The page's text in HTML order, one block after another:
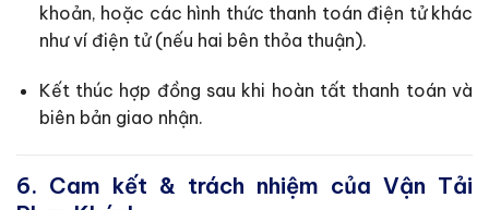
khoản, hoặc các hình thức thanh toán điện tử khác
như ví điện tử (nếu hai bên thỏa thuận).
Kết thúc hợp đồng sau khi hoàn tất thanh toán và
biên bản giao nhận.
6. Cam kết & trách nhiệm của Vận Tải